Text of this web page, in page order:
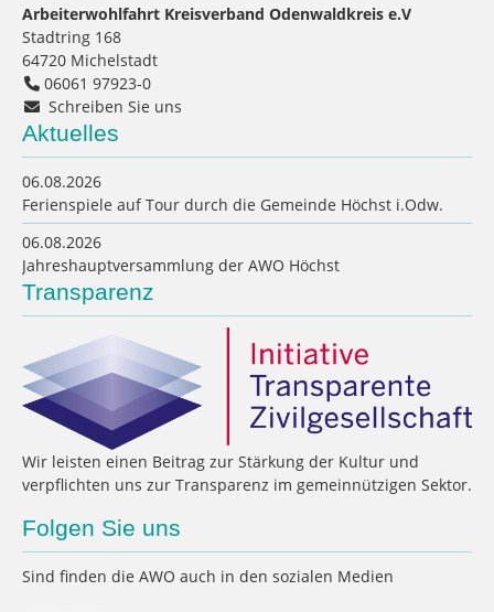
Arbeiterwohlfahrt Kreisverband Odenwaldkreis e.V
Stadtring 168
64720 Michelstadt
06061 97923-0
Schreiben Sie uns
Aktuelles
06.08.2026
Ferienspiele auf Tour durch die Gemeinde Höchst i.Odw.
06.08.2026
Jahreshauptversammlung der AWO Höchst
Transparenz
Wir leisten einen Beitrag zur Stärkung der Kultur und
verpflichten uns zur Transparenz im gemeinnützigen Sektor.
Folgen Sie uns
Sind finden die AWO auch in den sozialen Medien